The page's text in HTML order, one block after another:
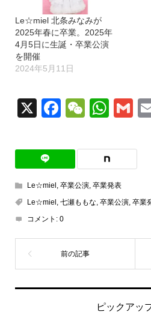
Le☆miel 北条みなみが
2025年春に卒業。2025年
4月5日に生誕・卒業公演
を開催
2024年5月11日
X Facebook
Le☆miel , 卒業公演, 卒業発表
Le☆miel , 七瀬ももな, 卒業公演, 卒業
コメント: 0
ピックアッ